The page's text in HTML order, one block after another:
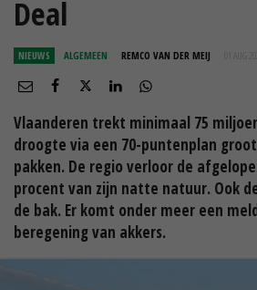
Deal
NIEUWS ALGEMEEN REMCO VAN DER MEIJ 01 AUG
Vlaanderen trekt minimaal 75
droogte via een 70-puntenplan
pakken. De regio verloor de
procent van zijn natte natuur. Ook
de bak. Er komt onder meer een
beregening van akkers.